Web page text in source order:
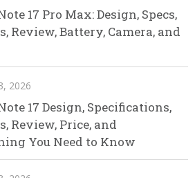
17 Pro Max: Design, Specs,
Review, Battery, Camera, and
2026
17 Design, Specifications,
Review, Price, and
You Need to Know